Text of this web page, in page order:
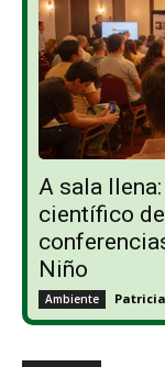
A sala
científico
Niño
Ambiente